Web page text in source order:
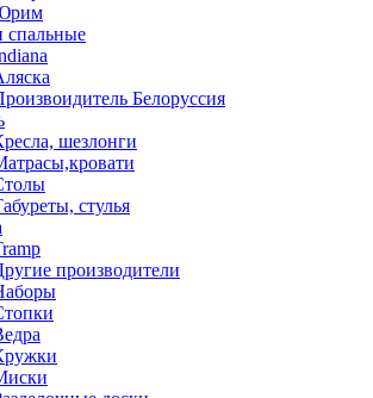
Белоруссия
шезлонги
стулья
производители